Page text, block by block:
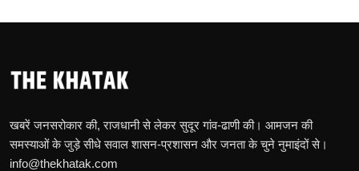
खबरें जनसरोकार की, राजधानी से लेकर सुदूर गांव-ढाणी की। आमजन की
समस्याओं के जुड़े सीधे सवाल शासन-प्रशासन और जनता के चुने नुमाइंदों से।
info@thekhatak.com